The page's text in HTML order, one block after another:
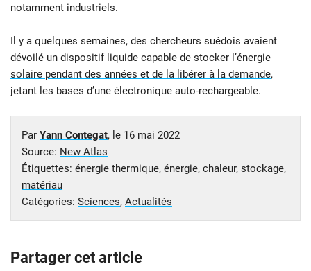
notamment industriels.
Il y a quelques semaines, des chercheurs suédois avaient
dévoilé un dispositif liquide capable de stocker l’énergie
solaire pendant des années et de la libérer à la demande,
jetant les bases d’une électronique auto-rechargeable.
Par Yann Contegat, le 16 mai 2022
Source: New Atlas
Étiquettes: énergie thermique, énergie, chaleur, stockage,
matériau
Catégories: Sciences, Actualités
Partager cet article